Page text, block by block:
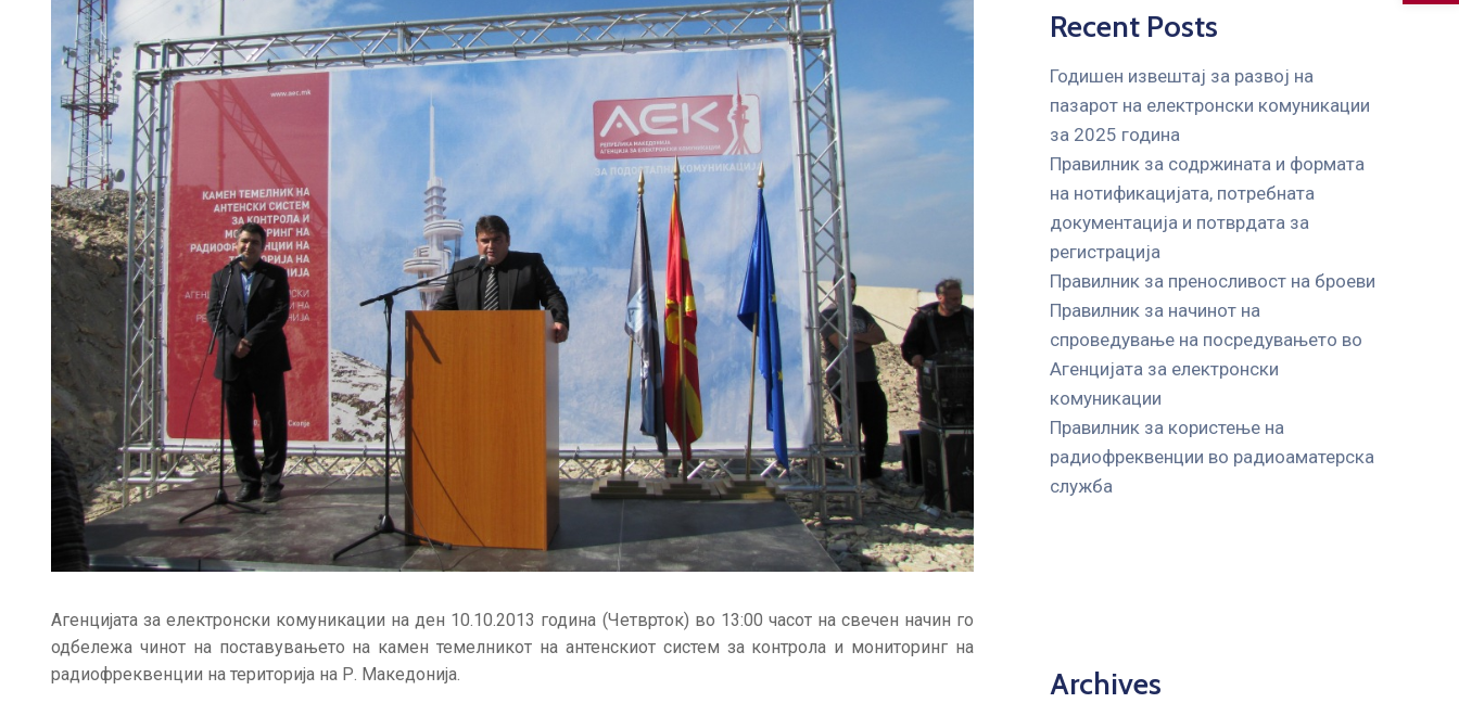
Агенцијата за електронски комуникации на ден 10.10.2013 година (Четврток) во 13:00 часот на свечен начин го
одбележа чинот на поставувањето на камен темелникот на антенскиот систем за контрола и мониторинг на
радиофреквенции на територија на Р. Македонија.
Recent Posts
Годишен извештај за развој на
пазарот на електронски комуникации
за 2025 година
Правилник за содржината и формата
на нотификацијата, потребната
документација и потврдата за
регистрација
Правилник за преносливост на броеви
Правилник за начинот на
спроведување на посредувањето во
Агенцијата за електронски
комуникации
Правилник за користење на
радиофреквенции во радиоаматерска
служба
Archives